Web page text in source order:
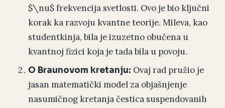
$\nu$ frekvencija svetlosti. Ovo je bio ključni
korak ka razvoju kvantne teorije. Mileva, kao
studentkinja, bila je izuzetno obučena u
kvantnoj fizici koja je tada bila u povoju.
O Braunovom kretanju: Ovaj rad pružio je
jasan matematički model za objašnjenje
nasumičnog kretanja čestica suspendovanih